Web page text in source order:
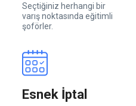
Seçtiğiniz herhangi bir
varış noktasında eğitimli
şoförler.
Esnek İptal